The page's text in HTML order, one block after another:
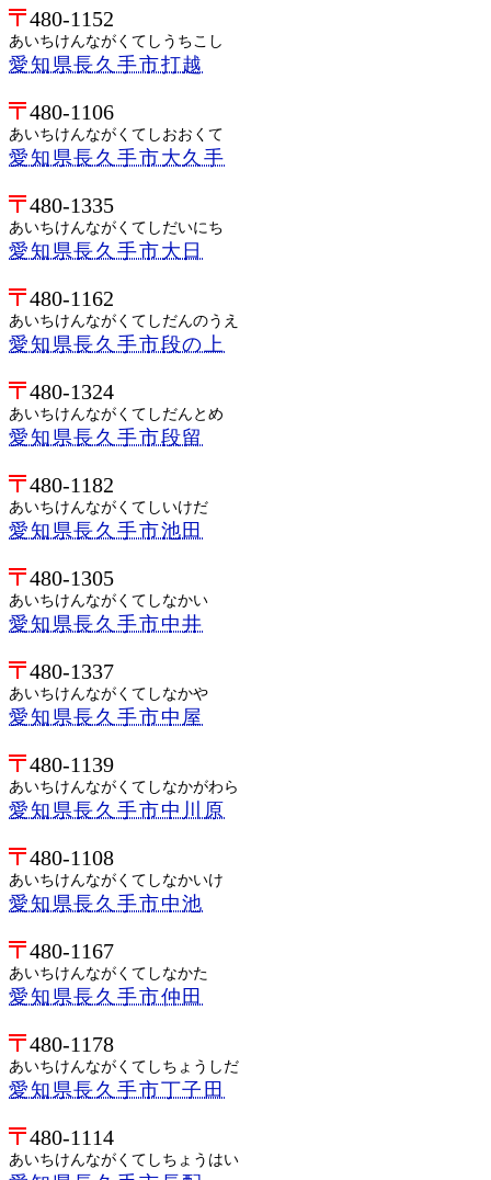
480-1152
あいちけんながくてしうちこし
愛知県長久手市打越
480-1106
あいちけんながくてしおおくて
愛知県長久手市大久手
480-1335
あいちけんながくてしだいにち
愛知県長久手市大日
480-1162
あいちけんながくてしだんのうえ
愛知県長久手市段の上
480-1324
あいちけんながくてしだんとめ
愛知県長久手市段留
480-1182
あいちけんながくてしいけだ
愛知県長久手市池田
480-1305
あいちけんながくてしなかい
愛知県長久手市中井
480-1337
あいちけんながくてしなかや
愛知県長久手市中屋
480-1139
あいちけんながくてしなかがわら
愛知県長久手市中川原
480-1108
あいちけんながくてしなかいけ
愛知県長久手市中池
480-1167
あいちけんながくてしなかた
愛知県長久手市仲田
480-1178
あいちけんながくてしちょうしだ
愛知県長久手市丁子田
480-1114
あいちけんながくてしちょうはい